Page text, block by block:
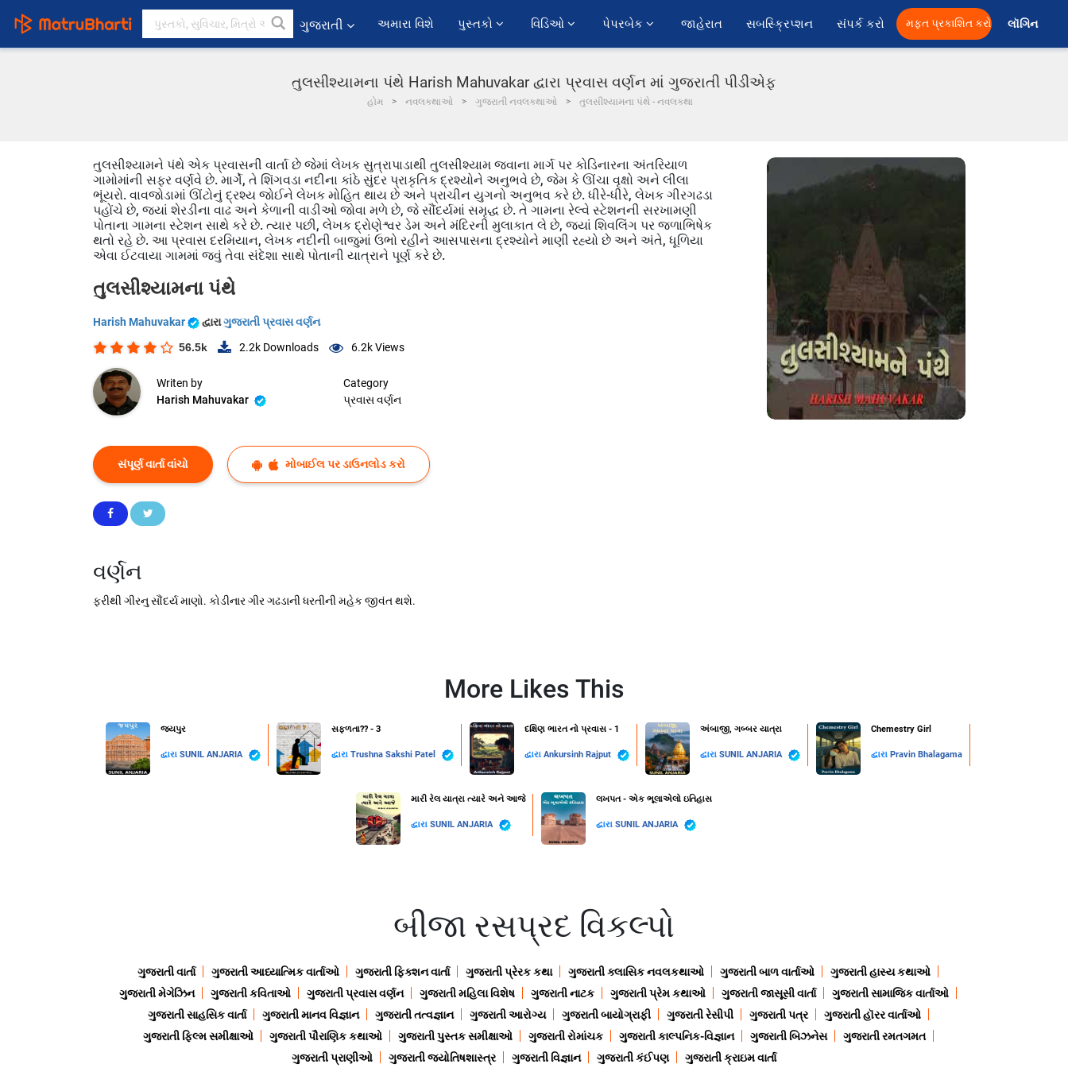
ગુજરાતી અમારા વિશે પુસ્તકો વિડિઓ પેપરબેક જાહેરાત સબસ્ક્રિપ્શન સંપર્ક કરો મફત પ્રકાશિત કરો લૉગિન
તુલસીશ્યામના પંથે Harish Mahuvakar દ્વારા પ્રવાસ વર્ણન માં ગુજરાતી પીડીએફ
હોમ નવલકથાઓ ગુજરાતી નવલકથાઓ તુલસીશ્યામના પંથે - નવલકથા
તુલસીશ્યામને પંથે એક પ્રવાસની વાર્તા છે જેમાં લેખક સુત્રાપાડાથી તુલસીશ્યામ જવાના માર્ગ પર કોડિનારના અંતરિયાળ
ગામોમાંની સફર વર્ણવે છે. માર્ગે, તે શિંગવડા નદીના કાંઠે સુંદર પ્રાકૃતિક દ્રશ્યોને અનુભવે છે, જેમ કે ઊંચા વૃક્ષો અને લીલા
ભૂંયરો. વાવજોડામાં ઊંટોનું દ્રશ્ય જોઈને લેખક મોહિત થાય છે અને પ્રાચીન યુગનો અનુભવ કરે છે. ધીરે-ધીરે, લેખક ગીરગઢડા
પહોંચે છે, જ્યાં શેરડીના વાઢ અને કેળાની વાડીઓ જોવા મળે છે, જે સૌંદર્યમાં સમૃદ્ધ છે. તે ગામના રેલ્વે સ્ટેશનની સરખામણી
પોતાના ગામના સ્ટેશન સાથે કરે છે. ત્યાર પછી, લેખક દ્રોણેશ્વર ડેમ અને મંદિરની મુલાકાત લે છે, જ્યાં શિવલિંગ પર જળાભિષેક
થતો રહે છે. આ પ્રવાસ દરમિયાન, લેખક નદીની બાજુમાં ઉભો રહીને આસપાસના દ્રશ્યોને માણી રહ્યો છે અને અંતે, ધૂળિયા
એવા ઈટવાયા ગામમાં જવું તેવા સંદેશા સાથે પોતાની યાત્રાને પૂર્ણ કરે છે.
તુલસીશ્યામના પંથે
Harish Mahuvakar દ્વારાગુજરાતી પ્રવાસ વર્ણન
56.5k 2.2k Downloads 6.2kViews
Writen by
Harish Mahuvakar
Category
પ્રવાસ વર્ણન
સંપૂર્ણ વાર્તા વાંચો મોબાઈલ પર ડાઉનલોડ કરો
વર્ણન
ફરીથી ગીરનુ સૌંદર્ય માણો. કોડીનાર ગીર ગઢડાની ધરતીની મહેક જીવંત થશે.
More Likes This
જયપુર
દ્વારા SUNIL ANJARIA
સફળતા?? - 3
દ્વારા Trushna Sakshi Patel
દક્ષિણ ભારત નો પ્રવાસ - 1
દ્વારા Ankursinh Rajput
અંબાજી, ગબ્બર યાત્રા
દ્વારા SUNIL ANJARIA
Chemestry Girl
દ્વારા Pravin Bhalagama
મારી રેલ યાત્રા ત્યારે અને આજે
દ્વારા SUNIL ANJARIA
લખપત - એક ભૂલાએલો ઇતિહાસ
દ્વારા SUNIL ANJARIA
બીજા રસપ્રદ વિકલ્પો
ગુજરાતી વાર્તા ગુજરાતી આધ્યાત્મિક વાર્તાઓ ગુજરાતી ફિક્શન વાર્તા ગુજરાતી પ્રેરક કથા ગુજરાતી ક્લાસિક નવલકથાઓ ગુજરાતી બાળ વાર્તાઓ
ગુજરાતી હાસ્ય કથાઓ
ગુજરાતી મેગેઝિન
ગુજરાતી કવિતાઓ ગુજરાતી પ્રવાસ વર્ણન ગુજરાતી મહિલા વિશેષ ગુજરાતી નાટક ગુજરાતી પ્રેમ કથાઓ ગુજરાતી જાસૂસી વાર્તા
ગુજરાતી સામાજિક વાર્તાઓ
ગુજરાતી સાહસિક વાર્તા
ગુજરાતી માનવ વિજ્ઞાન ગુજરાતી તત્વજ્ઞાન ગુજરાતી આરોગ્ય ગુજરાતી બાયોગ્રાફી ગુજરાતી રેસીપી ગુજરાતી પત્ર
ગુજરાતી હૉરર વાર્તાઓ
ગુજરાતી ફિલ્મ સમીક્ષાઓ
ગુજરાતી પૌરાણિક કથાઓ ગુજરાતી પુસ્તક સમીક્ષાઓ ગુજરાતી રોમાંચક ગુજરાતી કાલ્પનિક-વિજ્ઞાન ગુજરાતી બિઝનેસ
ગુજરાતી રમતગમત
ગુજરાતી પ્રાણીઓ
ગુજરાતી જ્યોતિષશાસ્ત્ર ગુજરાતી વિજ્ઞાન ગુજરાતી કંઈપણ ગુજરાતી ક્રાઇમ વાર્તા